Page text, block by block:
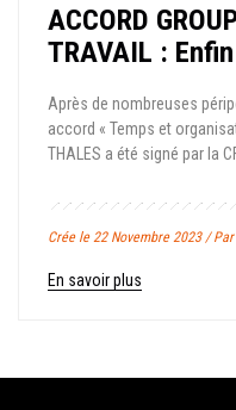
ACCORD
TRAVAIL :
Après de nombreuses
accord « Temps et
THALES a été signé par la
Crée le 22 Novembre 2023 /
En savoir plus